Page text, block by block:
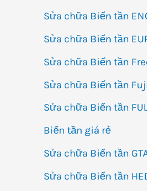
Sửa chữa Biến tần
Sửa chữa Biến tần
Sửa chữa Biến tần
Sửa chữa Biến tần
Sửa chữa Biến tần
Biến tần giá rẻ
Sửa chữa Biến tần
Sửa chữa Biến tần